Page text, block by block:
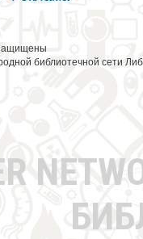
библиотечной сети